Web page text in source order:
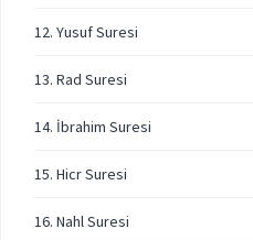
12. Yusuf Suresi
13. Rad Suresi
14. İbrahim Suresi
15. Hicr Suresi
16. Nahl Suresi